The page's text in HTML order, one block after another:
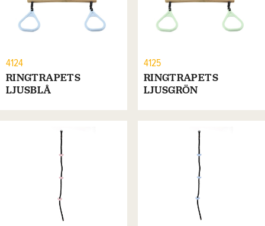
4124
RINGTRAPETS
LJUSBLÅ
4125
RINGTRAPETS
LJUSGRÖN